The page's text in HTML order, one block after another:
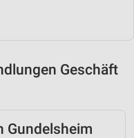
Geschäft
Gundelsheim